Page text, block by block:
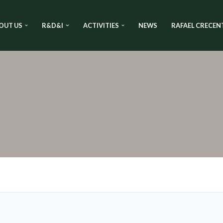
US R&D&I ACTIVITIES NEWS RAFAEL